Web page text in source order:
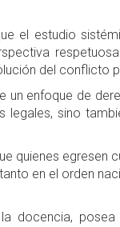
el estudio
del conflicto
enfoque de
sino
quienes egresen
en el orden
posea